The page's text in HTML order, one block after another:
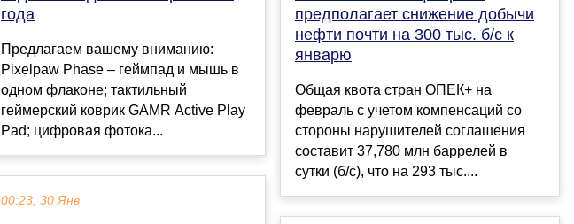
года
Предлагаем вашему вниманию:
Pixelpaw Phase – геймпад и мышь в
одном флаконе; тактильный
геймерский коврик GAMR Active Play
Pad; цифровая фотока...
00:23, 30 Янв
предполагает снижение добычи
нефти почти на 300 тыс. б/с к
январю
Общая квота стран ОПЕК+ на
февраль с учетом компенсаций со
стороны нарушителей соглашения
составит 37,780 млн баррелей в
сутки (б/с), что на 293 тыс....